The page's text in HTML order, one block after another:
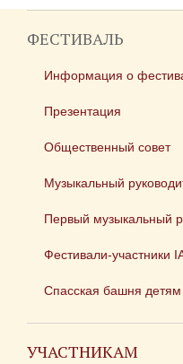
ФЕСТИВАЛЬ
Информация о
Презентация
Общественный совет
Музыкальный
Первый музыкальный
Фестивали-участники
Спасская башня детям
УЧАСТНИКАМ